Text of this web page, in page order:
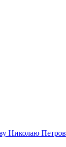
Николаю